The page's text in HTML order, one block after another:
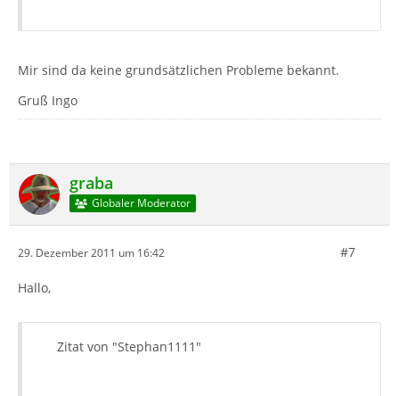
Mir sind da keine grundsätzlichen Probleme bekannt.
Gruß Ingo
graba
Globaler Moderator
29. Dezember 2011 um 16:42 #7
Hallo,
Zitat von "Stephan1111"